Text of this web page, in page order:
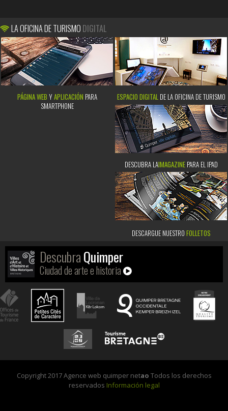
LA OFICINA DE TURISMO DIGITAL
PÁGINA WEB YAPLICACIÓN PARA
SMARTPHONE
ESPACIO DIGITALDE LA OFICINA DE TURISMO
DESCUBRA LAIMAGAZINEPARA EL IPAD
DESCARGUE NUESTRO FOLLETOS
DescubraQuimper
Ciudad de arte e historia
Copyright 2017 Agence web quimper netao Todos los derechos
reservados Información legal